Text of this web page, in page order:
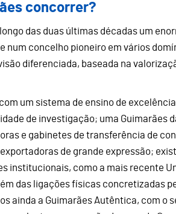
concorrer?
das duas últimas décadas um
concelho pioneiro em vários
diferenciada, baseada na
um sistema de ensino de
de investigação; uma Guimarães
e gabinetes de transferência de
de grande expressão;
institucionais, como a mais recente
das ligações físicas concretizadas
ainda a Guimarães Autêntica, com o